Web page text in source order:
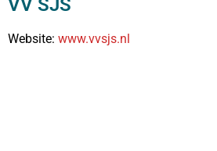
Website: www.vvsjs.nl